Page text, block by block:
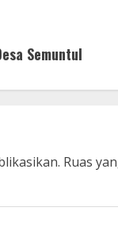
Semuntul
Ruas